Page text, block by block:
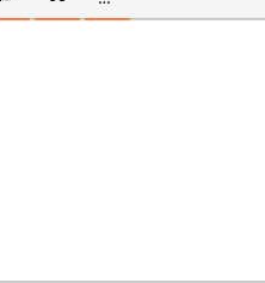
ССЫЛКУ
СМАЙЛИКСКРЫТОГО ТЕКСТА
ВСТАВКА ЦИТАТЫ
ВСТАВКА СПОЙЛЕРА